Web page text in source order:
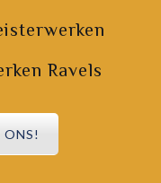
Ravels
ONS!